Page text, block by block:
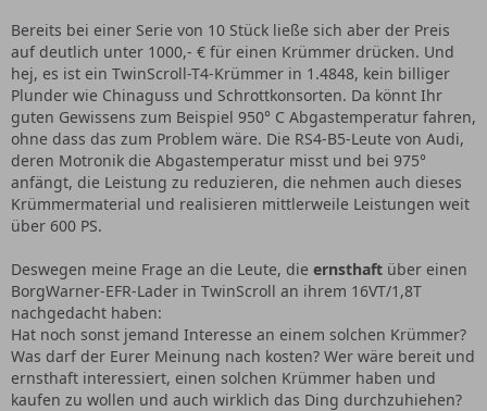
Bereits bei einer Serie von 10 Stück ließe sich aber der Preis
auf deutlich unter 1000,- € für einen Krümmer drücken. Und
hej, es ist ein TwinScroll-T4-Krümmer in 1.4848, kein billiger
Plunder wie Chinaguss und Schrottkonsorten. Da könnt Ihr
guten Gewissens zum Beispiel 950° C Abgastemperatur fahren,
ohne dass das zum Problem wäre. Die RS4-B5-Leute von Audi,
deren Motronik die Abgastemperatur misst und bei 975°
anfängt, die Leistung zu reduzieren, die nehmen auch dieses
Krümmermaterial und realisieren mittlerweile Leistungen weit
über 600 PS.
Deswegen meine Frage an die Leute, die ernsthaft über einen
BorgWarner-EFR-Lader in TwinScroll an ihrem 16VT/1,8T
nachgedacht haben:
Hat noch sonst jemand Interesse an einem solchen Krümmer?
Was darf der Eurer Meinung nach kosten? Wer wäre bereit und
ernsthaft interessiert, einen solchen Krümmer haben und
kaufen zu wollen und auch wirklich das Ding durchzuhiehen?